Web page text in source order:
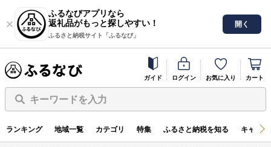
ふるなびアプリなら
返礼品がもっと探しやすい！
ふるさと納税サイト「ふるなび」
開く
ガイド ログイン お気に入り カート
キーワードを入力
ランキング 地域一覧 カテゴリ 特集 ふるさと納税を知る キャン